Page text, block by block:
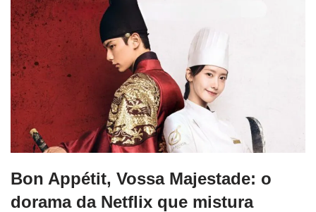
Bon Appétit, Vossa Majestade: o
dorama da Netflix que mistura